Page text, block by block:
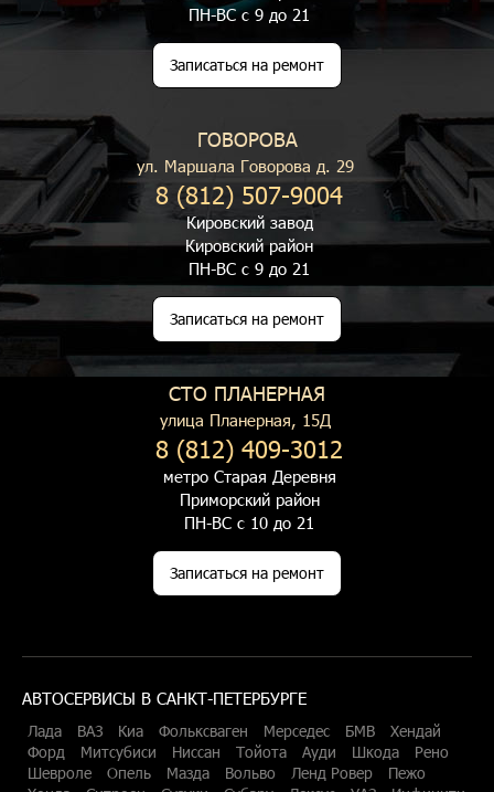
ПН-ВС с 9 до 21
Записаться на ремонт
ГОВОРОВА
ул. Маршала Говорова д. 29
8 (812) 507-9004
Кировский завод
Кировский район
ПН-ВС с 9 до 21
Записаться на ремонт
СТО ПЛАНЕРНАЯ
улица Планерная, 15Д
8 (812) 409-3012
метро Старая Деревня
Приморский район
ПН-ВС с 10 до 21
Записаться на ремонт
АВТОСЕРВИСЫ В САНКТ-ПЕТЕРБУРГЕ
Лада ВАЗ Киа Фольксваген Мерседес БМВ
Хендай
Форд
Митсубиси Ниссан Тойота Ауди Шкода
Рено
Шевроле
Опель Мазда Вольво Ленд Ровер
Пежо